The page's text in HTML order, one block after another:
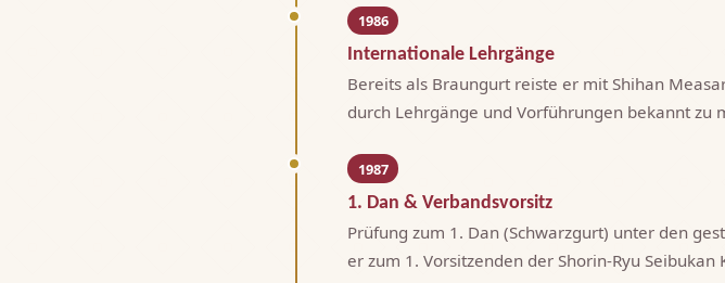
1986
Internationale Lehrgänge
Bereits als Braungurt reiste er mit Shihan
durch Lehrgänge und Vorführungen bekannt zu
1987
1. Dan & Verbandsvorsitz
Prüfung zum 1. Dan (Schwarzgurt) unter den
er zum 1. Vorsitzenden der Shorin-Ryu